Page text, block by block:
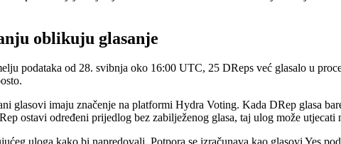
oblikuju glasanje
podataka od 28. svibnja oko 16:00 UTC, 25 DReps već glasalo u
glasovi imaju značenje na platformi Hydra Voting. Kada DRep glasa
ostavi određeni prijedlog bez zabilježenog glasa, taj ulog može utjecati